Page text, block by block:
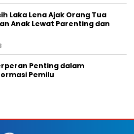
Laka Lena Ajak Orang Tua
Anak Lewat Parenting dan
Penting dalam
Pemilu